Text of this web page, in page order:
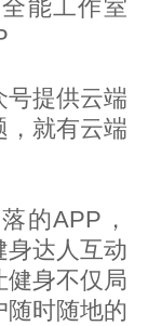
能工作室
号提供云端
，就有云端
的APP，
身达人互动
健身不仅局
随时随地的